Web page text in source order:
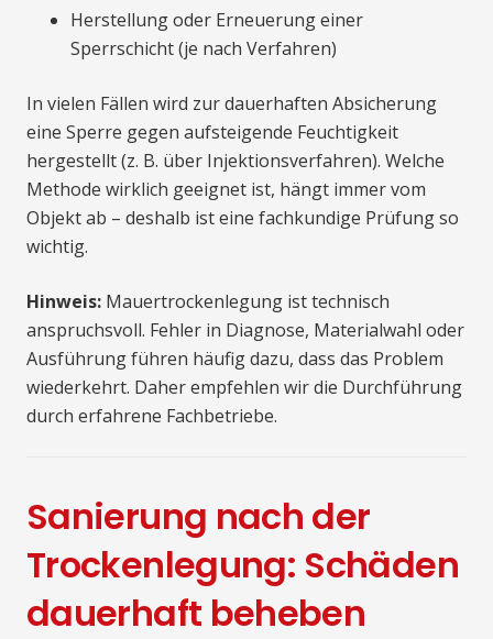
Herstellung oder Erneuerung einer
Sperrschicht (je nach Verfahren)
In vielen Fällen wird zur dauerhaften Absicherung
eine Sperre gegen aufsteigende Feuchtigkeit
hergestellt (z. B. über Injektionsverfahren). Welche
Methode wirklich geeignet ist, hängt immer vom
Objekt ab – deshalb ist eine fachkundige Prüfung so
wichtig.
Hinweis: Mauertrockenlegung ist technisch
anspruchsvoll. Fehler in Diagnose, Materialwahl oder
Ausführung führen häufig dazu, dass das Problem
wiederkehrt. Daher empfehlen wir die Durchführung
durch erfahrene Fachbetriebe.
Sanierung nach der
Trockenlegung: Schäden
dauerhaft beheben